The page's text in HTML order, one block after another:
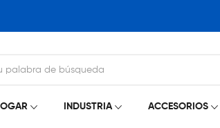
INDUSTRIA ACCESORIOS